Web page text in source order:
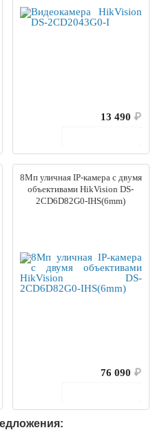
13 490 ₽
8Мп уличная IP-камера с двумя
объективами HikVision DS-
2CD6D82G0-IHS(6mm)
76 090 ₽